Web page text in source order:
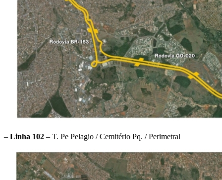
– Linha 102 – T. Pe Pelagio / Cemitério Pq. / Perimetral